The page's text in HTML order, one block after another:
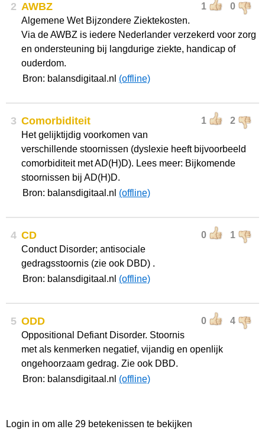
2 1 0
AWBZ
Algemene Wet Bijzondere Ziektekosten.
Via de AWBZ is iedere Nederlander verzekerd voor zorg
en ondersteuning bij langdurige ziekte, handicap of
ouderdom.
Bron: balansdigitaal.nl (offline)
3 1 2
Comorbiditeit
Het gelijktijdig voorkomen van
verschillende stoornissen (dyslexie heeft bijvoorbeeld
comorbiditeit met AD(H)D). Lees meer: Bijkomende
stoornissen bij AD(H)D.
Bron: balansdigitaal.nl (offline)
4 0 1
CD
Conduct Disorder; antisociale
gedragsstoornis (zie ook DBD) .
Bron: balansdigitaal.nl (offline)
5 0 4
ODD
Oppositional Defiant Disorder. Stoornis
met als kenmerken negatief, vijandig en openlijk
ongehoorzaam gedrag. Zie ook DBD.
Bron: balansdigitaal.nl (offline)
Login in om alle 29 betekenissen te bekijken